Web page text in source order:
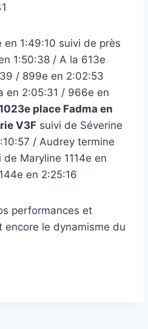
en 1:49:10 suivi de près
1:50:38 / A la 613e
/ 899e en 2:02:53
en 2:05:31 / 966e en
place Fadma en
V3F suivi de Séverine
/ Audrey termine
de Maryline 1114e en
en 2:25:16
performances et
encore le dynamisme du